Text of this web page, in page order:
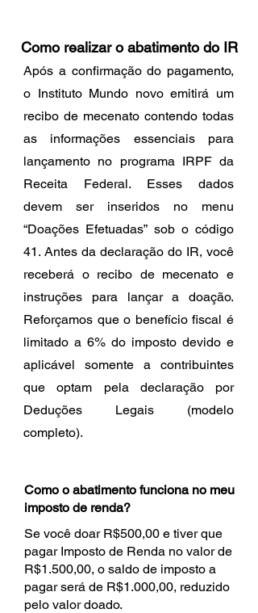
Como realizar o abatimento do IR
Após a confirmação do pagamento,
o Instituto Mundo novo emitirá um
recibo de mecenato contendo todas
as informações essenciais para
lançamento no programa IRPF da
Receita Federal. Esses dados
devem ser inseridos no menu
“Doações Efetuadas” sob o código
41. Antes da declaração do IR, você
receberá o recibo de mecenato e
instruções para lançar a doação.
Reforçamos que o benefício fiscal é
limitado a 6% do imposto devido e
aplicável somente a contribuintes
que optam pela declaração por
Deduções Legais (modelo
completo).
Como o abatimento funciona no meu
imposto de renda?
Se você doar R$500,00 e tiver que
pagar Imposto de Renda no valor de
R$1.500,00, o saldo de imposto a
pagar será de R$1.000,00, reduzido
pelo valor doado.